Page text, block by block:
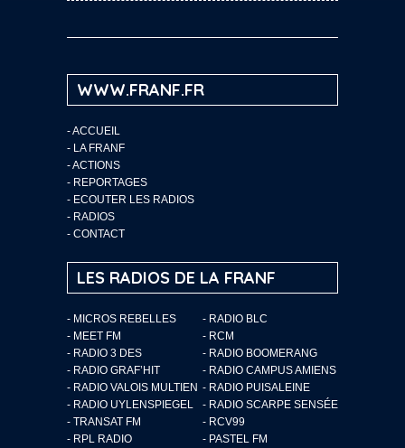
WWW.FRANF.FR
-ACCUEIL
- LA FRANF
-ACTIONS
- REPORTAGES
- ECOUTER LES RADIOS
- RADIOS
- CONTACT
LES RADIOS DE LA FRANF
- MICROS REBELLES
- RADIO BLC
- MEET FM
- RCM
- RADIO 3 DES
- RADIO BOOMERANG
- RADIO GRAF’HIT
- RADIO CAMPUS AMIENS
- RADIO VALOIS MULTIEN - RADIO PUISALEINE
- RADIO UYLENSPIEGEL
- RADIO SCARPE SENSÉE
- TRANSAT FM
- RCV99
- RPL RADIO
- PASTEL FM